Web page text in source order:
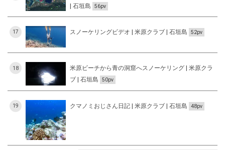
| 石垣島
56pv
17 スノーケリングビデオ | 米原クラブ | 石垣島 52pv
18
米原ビーチから青の洞窟へスノーケリング | 米原クラ
ブ | 石垣島
50pv
19 クマノミおじさん日記 | 米原クラブ | 石垣島 48pv